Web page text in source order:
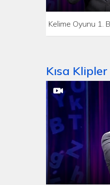
Kelime Oyunu 1.
Kısa Klipler